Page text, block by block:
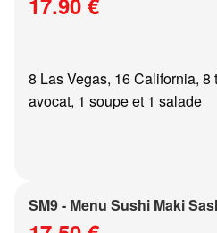
8 Las Vegas, 16 California, 8
avocat, 1 soupe et 1 salade
SM9 - Menu Sushi Maki